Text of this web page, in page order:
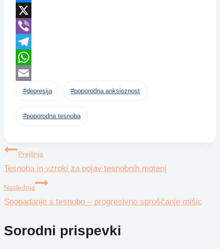
Messenger
X
Viber
Telegram
WhatsApp
Email
Post
Tags:
#depresija #poporodna anksioznost
#poporodna tesnoba
Navigacija
prispevka
Prejšnja
Tesnoba in vzroki za pojav tesnobnih motenj
Naslednja
Spopadanje s tesnobo – progresivno sproščanje mišic
Sorodni prispevki